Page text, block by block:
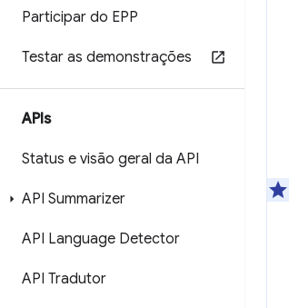
Participar do EPP
Testar as demonstrações
APIs
Status e visão geral da API
API Summarizer
API Language Detector
API Tradutor